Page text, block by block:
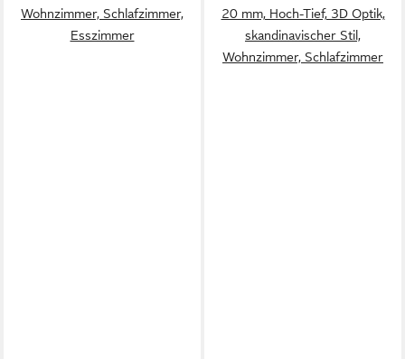
Wohnzimmer, Schlafzimmer,
Esszimmer
20 mm, Hoch-Tief, 3D Optik,
skandinavischer Stil,
Wohnzimmer, Schlafzimmer